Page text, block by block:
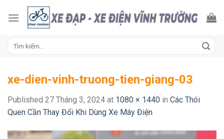
xe-dien-vinh-truong-tien-giang-03
Published 27 Tháng 3, 2024 at 1080 × 1440 in Các Thói
Quen Cần Thay Đổi Khi Dùng Xe Máy Điện